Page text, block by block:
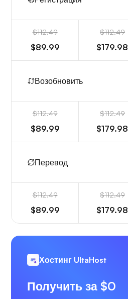
$112.49
$89.99
$112.49
$179.98
Возобновить
$112.49
$89.99
$112.49
$179.98
Перевод
$112.49
$89.99
$112.49
$179.98
Хостинг UltaHost
Получить за $0